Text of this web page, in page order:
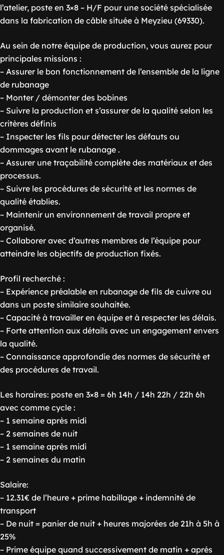
l’atelier, poste en 3×8 – H/F pour une société spécialisée
dans la fabrication de câble située à Meyzieu (69330).
Au sein de notre équipe de production, vous aurez pour
principales missions :
– Assurer le bon fonctionnement de l’ensemble de la ligne
de rubanage
– Monter / démonter des bobines
– Suivre la production et s’assurer de la qualité selon les
critères définis
– Inspecter les fils pour détecter les défauts ou
dommages avant le rubanage .
– Assurer une traçabilité complète des matériaux et des
processus.
– Suivre les procédures de sécurité et les normes de
qualité établies.
– Maintenir un environnement de travail propre et
organisé.
– Collaborer avec d’autres membres de l’équipe pour
atteindre les objectifs de production fixés.
Profil recherché :
– Expérience préalable en rubanage de fils de cuivre ou
dans un poste similaire souhaitée.
– Capacité à travailler en équipe et à respecter les délais.
– Forte attention aux détails avec un engagement envers
la qualité.
– Connaissance approfondie des normes de sécurité et
des procédures de travail.
Les horaires: poste en 3×8 = 6h 14h / 14h 22h / 22h 6h
avec comme cycle :
– 1 semaine après midi
– 2 semaines de nuit
– 1 semaine après midi
– 2 semaines du matin
Salaire:
– 12.31€ de l’heure + prime habillage + indemnité de
transport
– De nuit = panier de nuit + heures majorées de 21h à 5h à
25%
– Prime équipe quand successivement de matin + aprés